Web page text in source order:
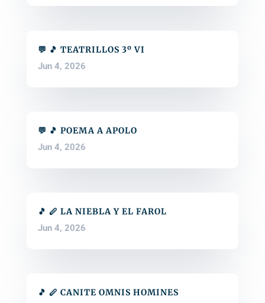
💬 🎵 TEATRILLOS 3º VI
Jun 4, 2026
💬 🎵 POEMA A APOLO
Jun 4, 2026
🎵 🪈 LA NIEBLA Y EL FAROL
Jun 4, 2026
🎵 🪈 CANITE OMNIS HOMINES